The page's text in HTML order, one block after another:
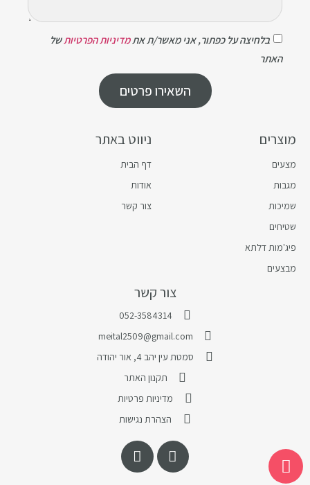
צור קשר
052-3584314
meital2509@gmail.com
סמטת עין יהב 4, אור יהודה
תקנון האתר
מדיניות פרטיות
הצהרת נגישות
ניווט באתר
דף הבית
אודות
צור קשר
מוצרים
מצעים
מגבות
שמיכות
שטיחים
פיג'מות דלתא
מבצעים
בלחיצה על כפתור, אני מאשר/ת אתמדיניות הפרטיותשל
האתר
השאירו פרטים